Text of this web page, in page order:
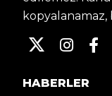
kopyalanamaz,
HABERLER